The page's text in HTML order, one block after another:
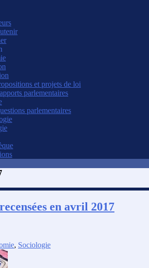
et projets de loi
parlementaires
parlementaires
en avril 2017
, Sociologie